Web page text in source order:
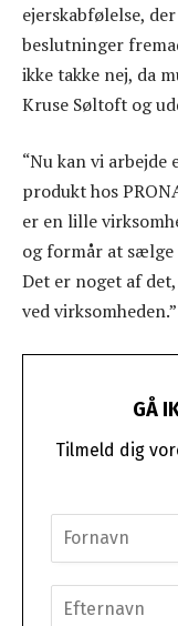
ejerskabfølelse,
beslutninger
ikke takke nej, da
Kruse Søltoft og
“Nu kan vi
produkt hos
er en lille
og formår at sælge
Det er noget af
ved virksomheden.”
GÅ
Tilmeld dig